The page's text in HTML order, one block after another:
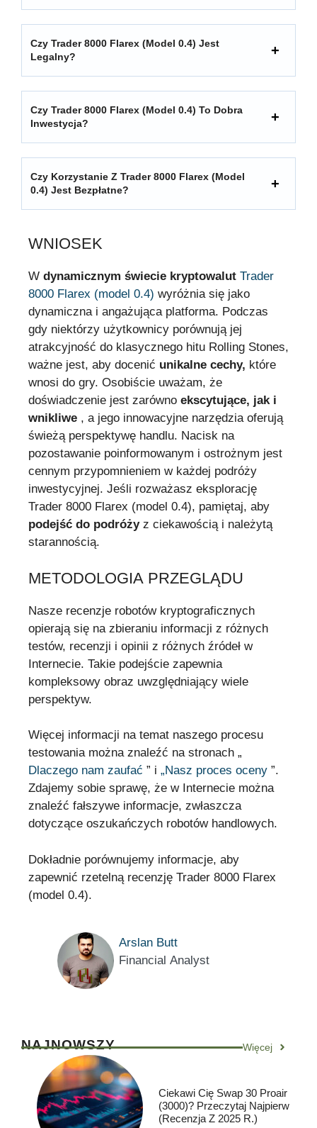
Czy Trader 8000 Flarex (model 0.4) Jest
Legalny?
Czy Trader 8000 Flarex (model 0.4) To Dobra
Inwestycja?
Czy Korzystanie Z Trader 8000 Flarex (model
0.4) Jest Bezpłatne?
WNIOSEK
W dynamicznym świecie kryptowalut Trader
8000 Flarex (model 0.4) wyróżnia się jako
dynamiczna i angażująca platforma. Podczas
gdy niektórzy użytkownicy porównują jej
atrakcyjność do klasycznego hitu Rolling Stones,
ważne jest, aby docenić unikalne cechy, które
wnosi do gry. Osobiście uważam, że
doświadczenie jest zarówno ekscytujące, jak i
wnikliwe , a jego innowacyjne narzędzia oferują
świeżą perspektywę handlu. Nacisk na
pozostawanie poinformowanym i ostrożnym jest
cennym przypomnieniem w każdej podróży
inwestycyjnej. Jeśli rozważasz eksplorację
Trader 8000 Flarex (model 0.4), pamiętaj, aby
podejść do podróżyz ciekawością i należytą
starannością.
METODOLOGIA PRZEGLĄDU
Nasze recenzje robotów kryptograficznych
opierają się na zbieraniu informacji z różnych
testów, recenzji i opinii z różnych źródeł w
Internecie. Takie podejście zapewnia
kompleksowy obraz uwzględniający wiele
perspektyw.
Więcej informacji na temat naszego procesu
testowania można znaleźć na stronach „
Dlaczego nam zaufać ” i „Nasz proces oceny ”.
Zdajemy sobie sprawę, że w Internecie można
znaleźć fałszywe informacje, zwłaszcza
dotyczące oszukańczych robotów handlowych.
Dokładnie porównujemy informacje, aby
zapewnić rzetelną recenzję Trader 8000 Flarex
(model 0.4).
Arslan Butt
Financial Analyst
NAJNOWSZY Więcej
Ciekawi Cię Swap 30 Proair
(3000)? Przeczytaj Najpierw
(Recenzja Z 2025 R.)